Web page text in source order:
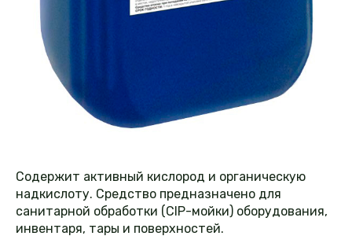
Содержит активный кислород и органическую
надкислоту. Средство предназначено для
санитарной обработки (CIP-мойки) оборудования,
инвентаря, тары и поверхностей.